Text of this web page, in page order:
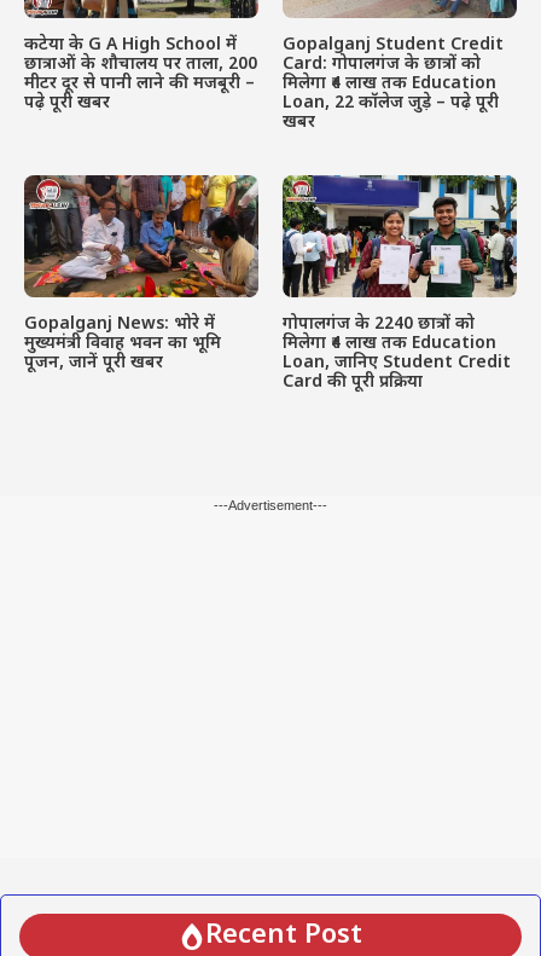
कटेया के G A High School में
छात्राओं के शौचालय पर ताला, 200
मीटर दूर से पानी लाने की मजबूरी –
पढ़े पूरी खबर
Gopalganj Student Credit
Card: गोपालगंज के छात्रों को
मिलेगा ₹4 लाख तक Education
Loan, 22 कॉलेज जुड़े – पढ़े पूरी
खबर
Gopalganj News: भोरे में
मुख्यमंत्री विवाह भवन का भूमि
पूजन, जानें पूरी खबर
गोपालगंज के 2240 छात्रों को
मिलेगा ₹4 लाख तक Education
Loan, जानिए Student Credit
Card की पूरी प्रक्रिया
---Advertisement---
Recent Post